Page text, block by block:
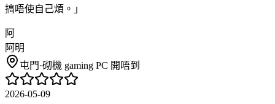
搞唔使自己煩。 」
阿
阿明
屯門·砌機 gaming PC 開唔到
2026-05-09